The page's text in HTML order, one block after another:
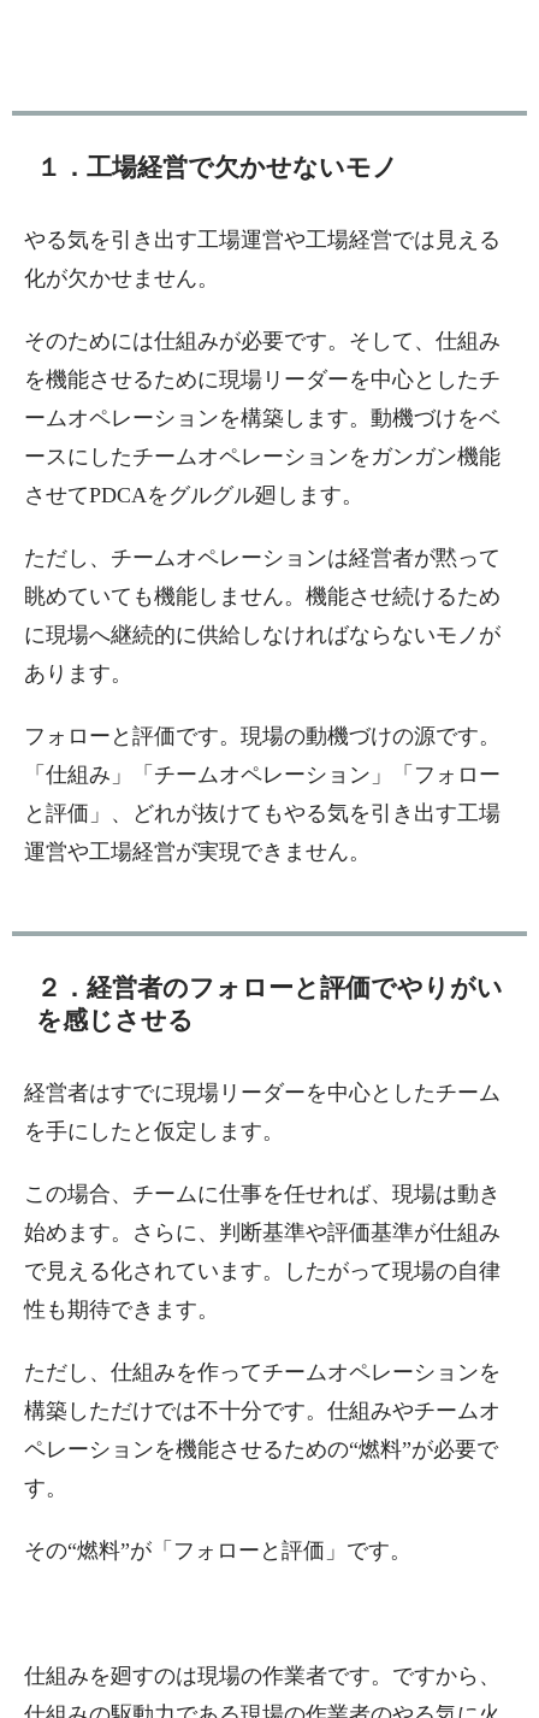
１．工場経営で欠かせないモノ
やる気を引き出す工場運営や工場経営では見える
化が欠かせません。
そのためには仕組みが必要です。そして、仕組み
を機能させるために現場リーダーを中心としたチ
ームオペレーションを構築します。動機づけをベ
ースにしたチームオペレーションをガンガン機能
させてPDCAをグルグル廻します。
ただし、チームオペレーションは経営者が黙って
眺めていても機能しません。機能させ続けるため
に現場へ継続的に供給しなければならないモノが
あります。
フォローと評価です。現場の動機づけの源です。
「仕組み」「チームオペレーション」「フォロー
と評価」、どれが抜けてもやる気を引き出す工場
運営や工場経営が実現できません。
２．経営者のフォローと評価でやりがい
を感じさせる
経営者はすでに現場リーダーを中心としたチーム
を手にしたと仮定します。
この場合、チームに仕事を任せれば、現場は動き
始めます。さらに、判断基準や評価基準が仕組み
で見える化されています。したがって現場の自律
性も期待できます。
ただし、仕組みを作ってチームオペレーションを
構築しただけでは不十分です。仕組みやチームオ
ペレーションを機能させるための“燃料”が必要で
す。
その“燃料”が「フォローと評価」です。
仕組みを廻すのは現場の作業者です。ですから、